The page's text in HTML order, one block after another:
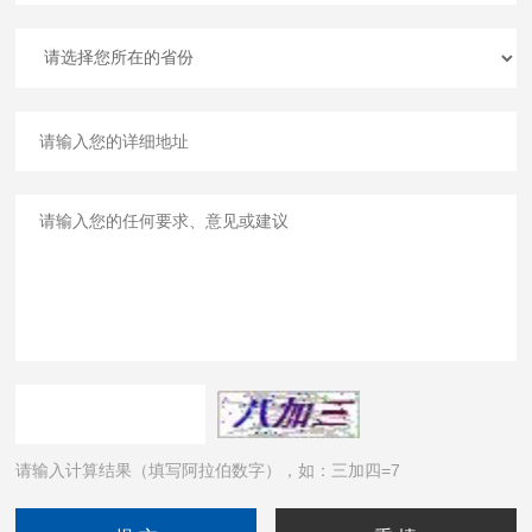
请输入计算结果（填写阿拉伯数字），如：三加四=7